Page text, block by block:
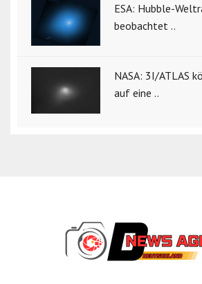
ESA: Hubble-
beobachtet ..
NASA: 3I/ATLAS
auf eine ..